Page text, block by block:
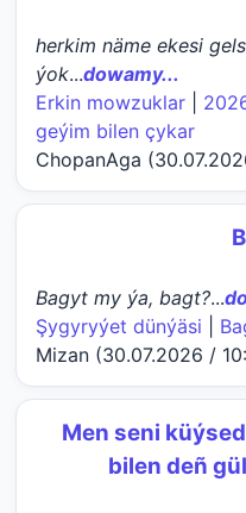
herkim näme ekesi
ýok...dowamy...
Erkin mowzuklar
geýim bilen çykar
ChopanAga
Bagyt my ýa, bagt?...
Şygyryýet dünýäsi
Mizan (30.07.2026 /
Men seni
bilen deñ